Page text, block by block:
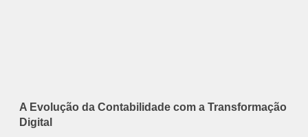
A Evolução da Contabilidade com a Transformação
Digital